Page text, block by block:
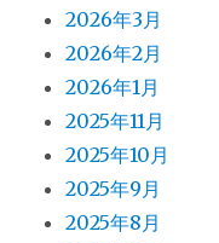
2026年3月
2026年2月
2026年1月
2025年11月
2025年10月
2025年9月
2025年8月